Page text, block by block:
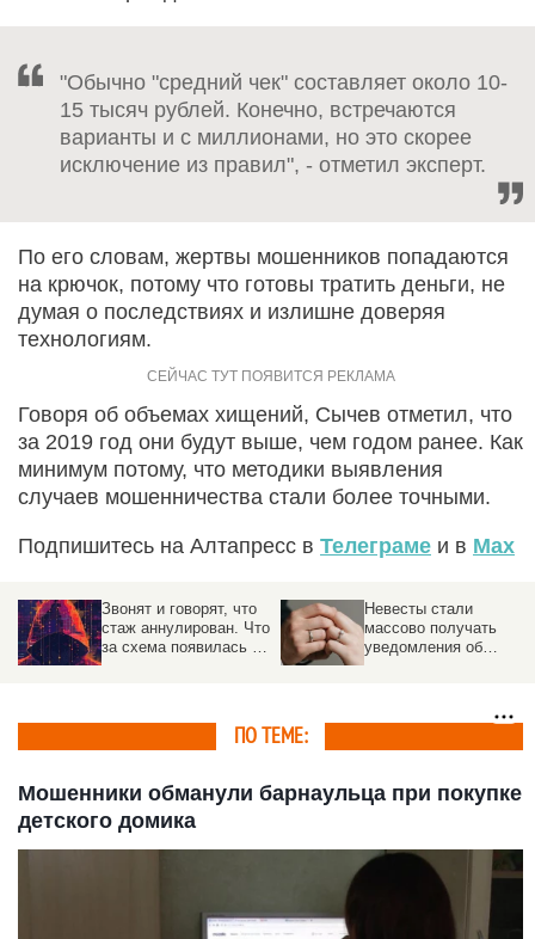
"Обычно "средний чек" составляет около 10-
15 тысяч рублей. Конечно, встречаются
варианты и с миллионами, но это скорее
исключение из правил", - отметил эксперт.
По его словам, жертвы мошенников попадаются
на крючок, потому что готовы тратить деньги, не
думая о последствиях и излишне доверяя
технологиям.
Говоря об объемах хищений, Сычев отметил, что
за 2019 год они будут выше, чем годом ранее. Как
минимум потому, что методики выявления
случаев мошенничества стали более точными.
Подпишитесь на Алтапресс в Телеграме и в Max
Звонят и говорят, что
стаж аннулирован. Что
за схема появилась в
Невесты стали
массово получать
уведомления об
ПО ТЕМЕ:
Мошенники обманули барнаульца при покупке
детского домика